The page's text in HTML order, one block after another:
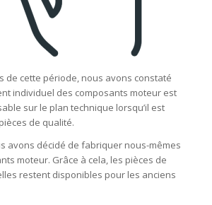
de cette période, nous avons constaté
individuel des composants moteur est
sur le plan technique lorsqu’il est
de qualité.
avons décidé de fabriquer nous-mêmes
moteur. Grâce à cela, les pièces de
restent disponibles pour les anciens